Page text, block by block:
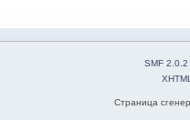
SMF 2.0.2
Страница